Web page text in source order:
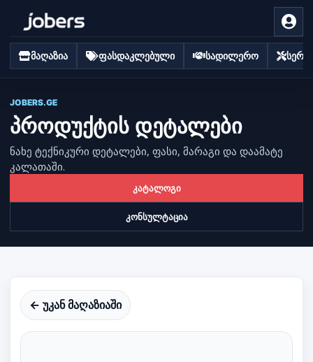
მაღაზია ფასდაკლებული სადილერო
JOBERS.GE
პროდუქტის დეტალები
ნახე ტექნიკური დეტალები, ფასი, მარაგი და დაამატე
კალათაში.
კატალოგი
კონსულტაცია
← უკან მაღაზიაში